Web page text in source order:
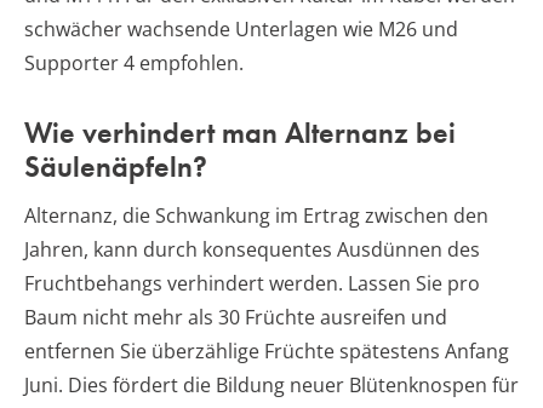
schwächer wachsende Unterlagen wie M26 und
Supporter 4 empfohlen.
Wie verhindert man Alternanz bei
Säulenäpfeln?
Alternanz, die Schwankung im Ertrag zwischen den
Jahren, kann durch konsequentes Ausdünnen des
Fruchtbehangs verhindert werden. Lassen Sie pro
Baum nicht mehr als 30 Früchte ausreifen und
entfernen Sie überzählige Früchte spätestens Anfang
Juni. Dies fördert die Bildung neuer Blütenknospen für